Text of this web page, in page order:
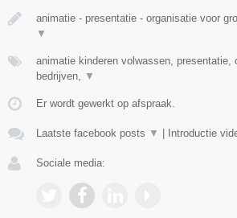
animatie - presentatie - organisatie voor
▼
animatie kinderen volwassen, presentatie,
bedrijven, ▼
Er wordt gewerkt op afspraak.
Laatste facebook posts ▼ Introductie
Sociale media: